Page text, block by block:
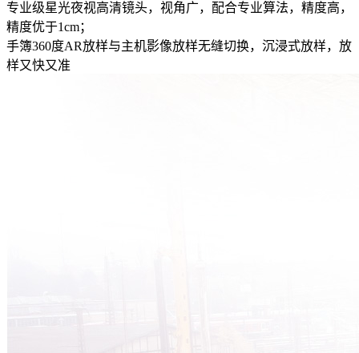
专业级星光夜视高清镜头，视角广，配合专业算法，精度高，
精度优于1cm；
手簿360度AR放样与主机影像放样无缝切换，沉浸式放样，放
样又快又准